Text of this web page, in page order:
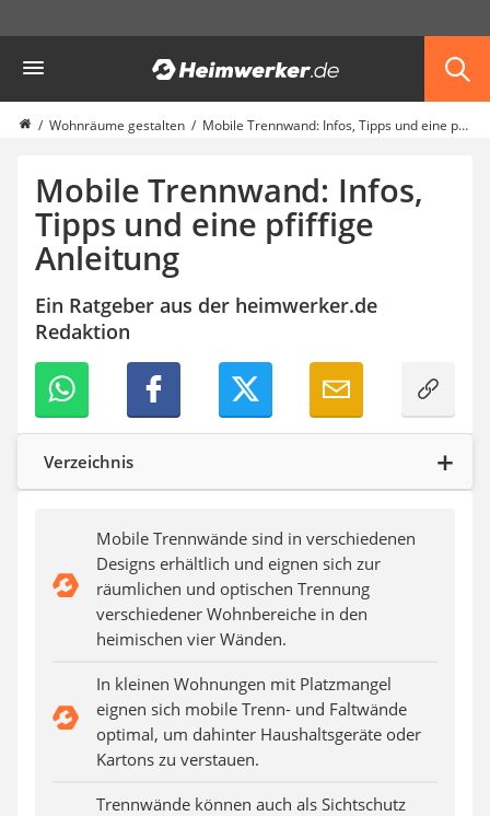
Möbel & Einrichtung
Daunenkissen
Wäscheständer
Spülrandloses WC
Heizdecke
Daunendecken
Backofen
HiFi-Lautsprecher
Samsung-Waschmaschine
LED-Feuchtraumleuchte
4K-Beamer
Schraubendreher-Set
Sägekettenschärfgerät
Geschirrspüler 45 cm
Fußsack
Absauganlage
Wohnräume gestalten Mobile Trennwand: Infos, Tipps und eine pfiffige Anleitung
Mobile Trennwand: Infos,
Tipps und eine pfiffige
Anleitung
Ein Ratgeber aus der heimwerker.de
Redaktion
Verzeichnis
Mobile Trennwände sind in verschiedenen
Designs erhältlich und eignen sich zur
räumlichen und optischen Trennung
verschiedener Wohnbereiche in den
heimischen vier Wänden.
In kleinen Wohnungen mit Platzmangel
eignen sich mobile Trenn- und Faltwände
optimal, um dahinter Haushaltsgeräte oder
Kartons zu verstauen.
Trennwände können auch als Sichtschutz